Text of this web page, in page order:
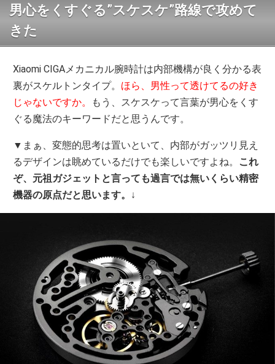
男心をくすぐる”スケスケ”路線で攻めて
きた
Xiaomi CIGAメカニカル腕時計は内部機構が良く分かる表
裏がスケルトンタイプ。 ほら、男性って透けてるの好き
じゃないですか。
もう、スケスケって言葉が男心をくす
ぐる魔法のキーワードだと思うんです。
▼まぁ、変態的思考は置いといて、内部がガッツリ見え
るデザインは眺めているだけでも楽しいですよね。 これ
ぞ、元祖ガジェットと言っても過言では無いくらい精密
機器の原点だと思います。 ↓